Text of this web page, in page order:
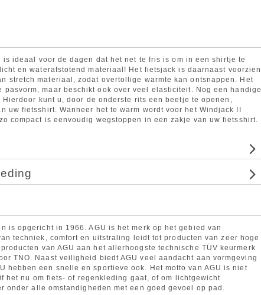
is ideaal voor de dagen dat het net te fris is om in een shirtje te
en waterafstotend materiaal! Het fietsjack is daarnaast voorzien
stretch materiaal, zodat overtollige warmte kan ontsnappen. Het
pasvorm, maar beschikt ook over veel elasticiteit. Nog een handige
kunt u, door de onderste rits een beetje te openen,
uw fietsshirt. Wanneer het te warm wordt voor het Windjack II
compact is eenvoudig wegstoppen in een zakje van uw fietsshirt.
is opgericht in 1966. AGU is het merk op het gebied van
techniek, comfort en uitstraling leidt tot producten van zeer hoge
van AGU aan het allerhoogste technische TÜV keurmerk
TNO. Naast veiligheid biedt AGU veel aandacht aan vormgeving
hebben een snelle en sportieve ook. Het motto van AGU is niet
het nu om fiets- of regenkleding gaat, of om lichtgewicht
onder alle omstandigheden met een goed gevoel op pad.